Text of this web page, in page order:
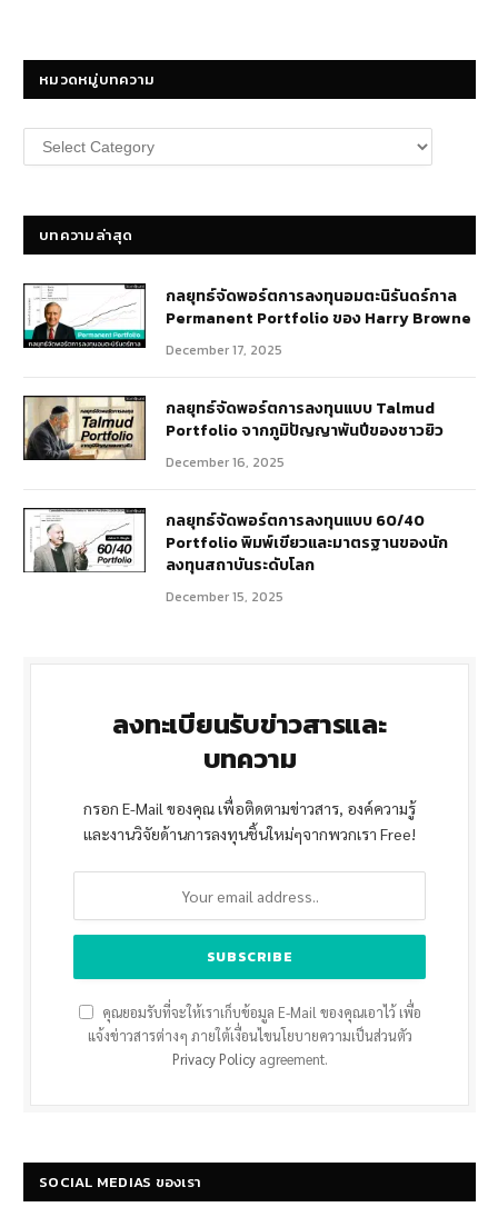
หมวดหมู่บทความ
หมวด
หมู่
บทความล่าสุด
กลยุทธ์​จัดพอร์ตการลงทุนอมตะนิรันดร์กาล
Permanent Portfolio ของ Harry Browne
December 17, 2025
กลยุทธ์จัดพอร์ตการลงทุนแบบ Talmud
Portfolio จากภูมิปัญญาพันปีของชาวยิว
December 16, 2025
กลยุทธ์จัดพอร์ตการลงทุนแบบ 60/40
Portfolio พิมพ์เขียวและมาตรฐานของนัก
ลงทุนสถาบันระดับโลก
December 15, 2025
ลงทะเบียนรับข่าวสารและ
บทความ
กรอก E-Mail ของคุณ เพื่อติดตามข่าวสาร, องค์ความรู้
และงานวิจัยด้านการลงทุนชิ้นใหม่ๆจากพวกเรา Free!
คุณยอมรับที่จะให้เราเก็บข้อมูล E-Mail ของคุณเอาไว้ เพื่อ
แจ้งข่าวสารต่างๆ ภายใต้เงื่อนไขนโยบายความเป็นส่วนตัว
Privacy Policyagreement.
SOCIAL MEDIAS ของเรา